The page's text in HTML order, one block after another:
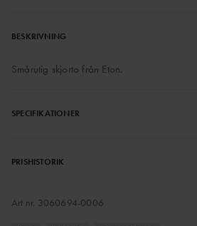
BESKRIVNING
Smårutig skjorta från Eton.
SPECIFIKATIONER
PRISHISTORIK
Art.nr. 3060694-0006